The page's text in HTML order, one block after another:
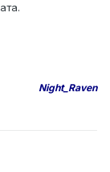
Night_Raven